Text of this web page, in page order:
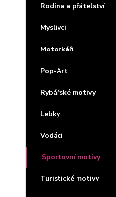
Rodina a přátelství
Myslivci
Motorkáři
Pop-Art
Rybářské motivy
Lebky
Vodáci
Sportovní motivy
Turistické motivy